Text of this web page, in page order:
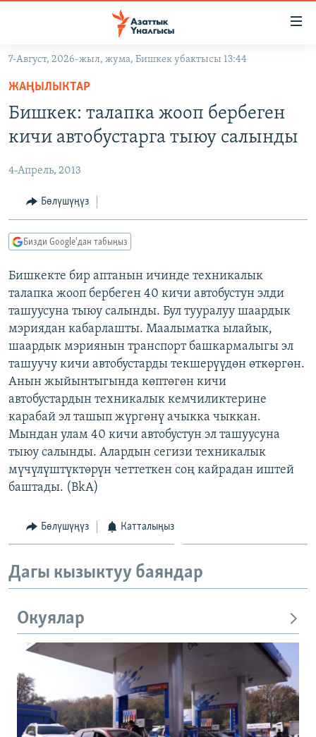
Навигацияга
өтүңүз
Издөөгө
салыңыз
ЭКОНОМИКА
МАДАНИЯТ
БОРБОР АЗИЯ
АТАЙЫН ИЛИКТӨӨ
ТВ ПРОГРАММАЛАР
ЭКСПЕРТТЕР ТАЛДАЙТ
БИЗ ЖАНА ДҮЙНӨ
ЭЖЕ-СИҢДИЛЕР
АЗАТТЫК+
ЫҢГАЙСЫЗ СУРООЛОР
ӨЗГӨЧӨ ПИКИР
Русский
ОНЛАЙН ШЕРИНЕ
ЭЕ/АРнун бардык сайттары
7-Август, 2026-жыл, жума, Бишкек убактысы 13:44
ЖАҢЫЛЫКТАР
Бишкек: талапка жооп бербеген
кичи автобустарга тыюу салынды
4-Апрель, 2013
Бөлүшүңүз
Бизди Google'дан табыңыз
Бишкекте бир аптанын ичинде техникалык
талапка жооп бербеген 40 кичи автобустун элди
ташуусуна тыюу салынды. Бул тууралуу шаардык
мэриядан кабарлашты. Маалыматка ылайык,
шаардык мэриянын транспорт башкармалыгы эл
ташуучу кичи автобустарды текшерүүдөн өткөргөн.
Анын жыйынтыгында көптөгөн кичи
автобустардын техникалык кемчиликтерине
карабай эл ташып жүргөнү ачыкка чыккан.
Мындан улам 40 кичи автобустун эл ташуусуна
тыюу салынды. Алардын сегизи техникалык
мүчүлүштүктөрүн четтеткен соң кайрадан иштей
баштады. (BkA)
Бөлүшүңүз Катталыңыз
Дагы кызыктуу баяндар
Окуялар